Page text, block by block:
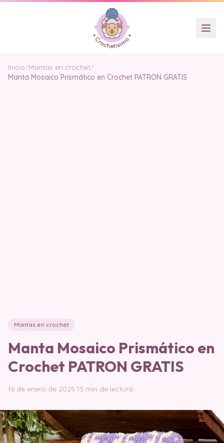
Inicio/Mantas en crochet/
Manta Mosaico Prismático en Crochet PATRON GRATIS
Mantas en crochet
Manta Mosaico Prismático en
Crochet PATRON GRATIS
16 de enero de 2025·13 min de lectura